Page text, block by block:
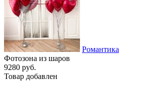
Романтика
Фотозона из шаров
9280 руб.
Товар добавлен